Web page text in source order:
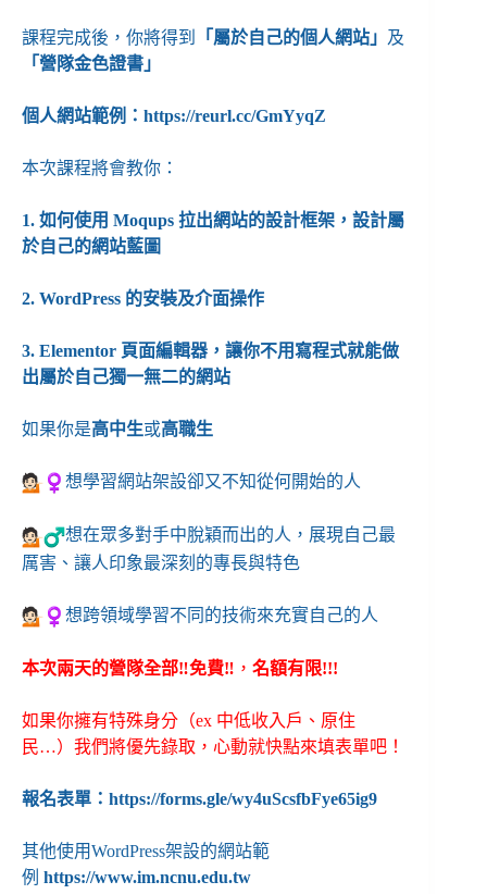
課程完成後，你將得到 「屬於自己的個人網站」
及
「營隊金色證書」
個人網站範例： https://reurl.cc/GmYyqZ
本次課程將會教你：
1. 如何使用 Moqups 拉出網站的設計框架，設計屬
於自己的網站藍圖
2. WordPress 的安裝及介面操作
3. Elementor 頁面編輯器，讓你不用寫程式就能做
出屬於自己獨一無二的網站
如果你是高中生或高職生
️想學習網站架設卻又不知從何開始的人
️想在眾多對手中脫穎而出的人，展現自己最
厲害、讓人印象最深刻的專長與特色
️想跨領域學習不同的技術來充實自己的人
本次兩天的營隊全部‼️免費‼️ ， 名額有限!!!
如果你擁有特殊身分（ex 中低收入戶、原住
民…）我們將優先錄取，心動就快點來填表單吧！
報名表單： https://forms.gle/wy4uScsfbFye65ig9
其他使用WordPress架設的網站範
例 https://www.im.ncnu.edu.tw